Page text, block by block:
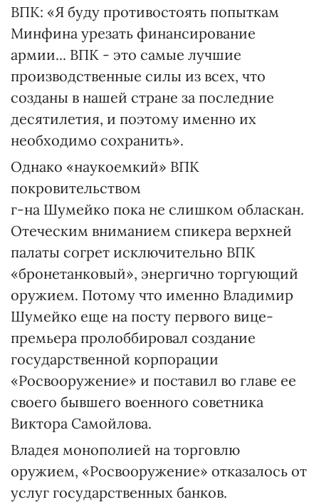
ВПК: «Я буду противостоять попыткам
Минфина урезать финансирование
армии... ВПК - это самые лучшие
производственные силы из всех, что
созданы в нашей стране за последние
десятилетия, и поэтому именно их
необходимо сохранить».
Однако «наукоемкий» ВПК
покровительством
г-на Шумейко пока не слишком обласкан.
Отеческим вниманием спикера верхней
палаты согрет исключительно ВПК
«бронетанковый», энергично торгующий
оружием. Потому что именно Владимир
Шумейко еще на посту первого вице-
премьера пролоббировал создание
государственной корпорации
«Росвооружение» и поставил во главе ее
своего бывшего военного советника
Виктора Самойлова.
Владея монополией на торговлю
оружием, «Росвооружение» отказалось от
услуг государственных банков.